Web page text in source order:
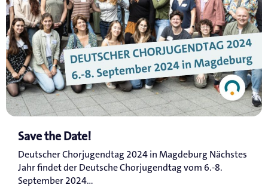
Save the Date!
Deutscher Chorjugendtag 2024 in Magdeburg Nächstes
Jahr findet der Deutsche Chorjugendtag vom 6.-8.
September 2024...